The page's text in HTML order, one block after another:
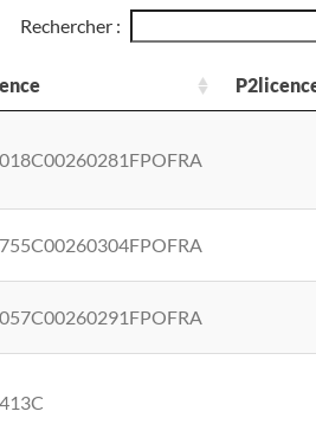
Rechercher :